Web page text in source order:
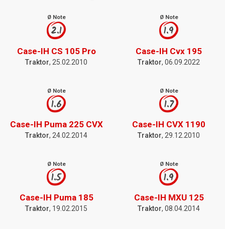
Ø Note
2.1
Case-IH CS 105 Pro
Traktor, 25.02.2010
Ø Note
1.9
Case-IH Cvx 195
Traktor, 06.09.2022
Ø Note
1.6
Case-IH Puma 225 CVX
Traktor, 24.02.2014
Ø Note
1.7
Case-IH CVX 1190
Traktor, 29.12.2010
Ø Note
1.5
Case-IH Puma 185
Traktor, 19.02.2015
Ø Note
1.9
Case-IH MXU 125
Traktor, 08.04.2014